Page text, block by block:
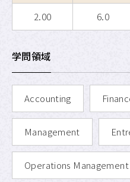
2.00 6.0
学問領域
Accounting
Management
Operations Management